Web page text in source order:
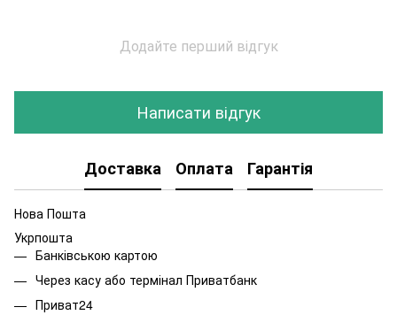
Додайте перший відгук
Написати відгук
Доставка Оплата Гарантія
Нова Пошта
Укрпошта
Банківською картою
Через касу або термінал Приватбанк
Приват24